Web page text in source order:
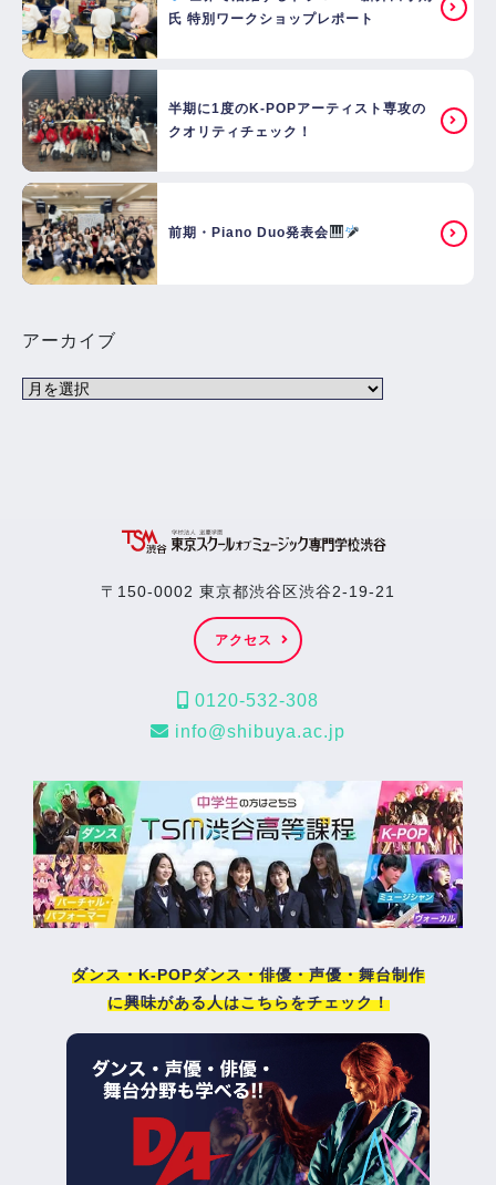
氏 特別ワークショップレポート
半期に1度のK-POPアーティスト専攻の
クオリティチェック！
前期・Piano Duo発表会
アーカイブ
〒150-0002 東京都渋谷区渋谷2-19-21
アクセス
0120-532-308
info@shibuya.ac.jp
ダンス・K-POPダンス・俳優・声優・舞台制作
に興味がある人はこちらをチェック！